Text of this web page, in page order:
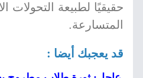
حقيقيًا لطبيعة التحولات
المتسارعة.
قد يعجبك أيضا :